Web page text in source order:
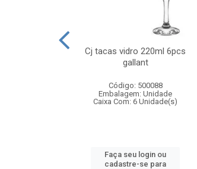
Cj tacas vidro 220ml 6pcs
gallant
Código: 500088
Embalagem: Unidade
Caixa Com: 6 Unidade(s)
Faça seu login ou
cadastre-se para